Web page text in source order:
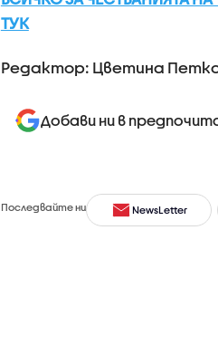
ТУК
Редактор: Цветина
Добави ни в
Последвайте ни NewsLetter